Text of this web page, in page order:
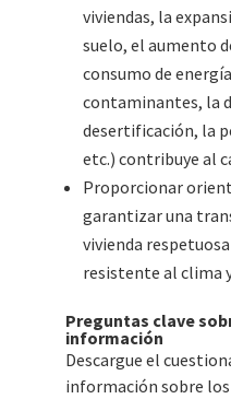
viviendas, la
suelo, el aumento
consumo de
contaminantes, la
desertificación, la
etc.) contribuye al
Proporcionar
garantizar una
vivienda
resistente al clima
Preguntas clave
información
Descargue el
información sobre